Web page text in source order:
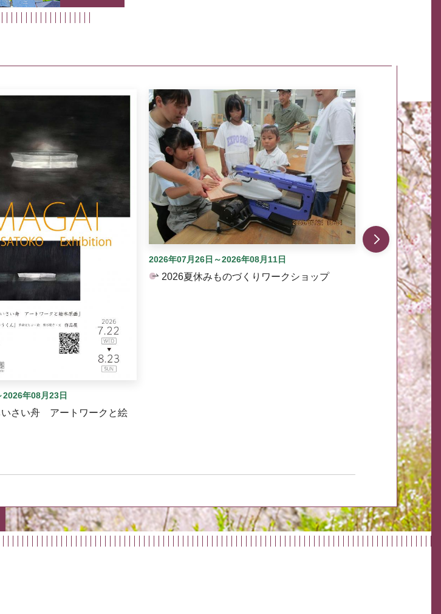
年08月23日
いさい舟 アートワークと絵
2026年07月26日～2026年08月11日
2026夏休みものづくりワークショップ